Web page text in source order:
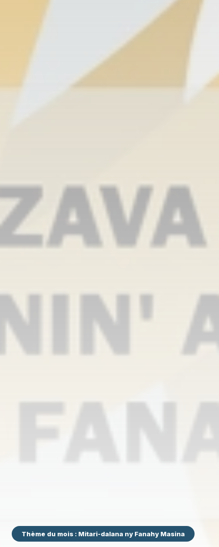
Thème du mois : Mitari-dalana ny Fanahy Masina